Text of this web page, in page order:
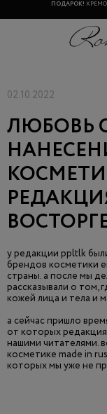
ПОДАРОК!
02.10.2022
ЛЮБОВЬ
у редакции ppltlk
брендов косметики
страны. а после мы
рассказывали о том,
кожей лица и тела и
а сейчас пришло
от которых
нашими читателями.
косметике made in
которых мы уже не